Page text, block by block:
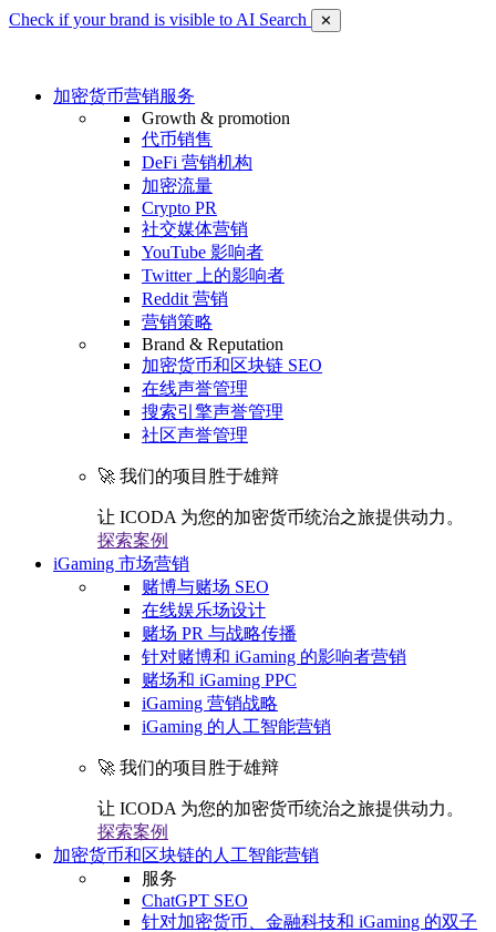
Check if your brand is visible to AI Search ✕
加密货币营销服务
Growth & promotion
代币销售
DeFi 营销机构
加密流量
Crypto PR
社交媒体营销
YouTube 影响者
Twitter 上的影响者
Reddit 营销
营销策略
Brand & Reputation
加密货币和区块链 SEO
在线声誉管理
搜索引擎声誉管理
社区声誉管理
🚀 我们的项目胜于雄辩
让 ICODA 为您的加密货币统治之旅提供动力。
探索案例
iGaming 市场营销
赌博与赌场 SEO
在线娱乐场设计
赌场 PR 与战略传播
针对赌博和 iGaming 的影响者营销
赌场和 iGaming PPC
iGaming 营销战略
iGaming 的人工智能营销
🚀 我们的项目胜于雄辩
让 ICODA 为您的加密货币统治之旅提供动力。
探索案例
加密货币和区块链的人工智能营销
服务
ChatGPT SEO
针对加密货币、金融科技和 iGaming 的双子